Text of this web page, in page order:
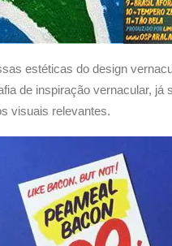
estéticas do design
de inspiração vernacular,
visuais relevantes.